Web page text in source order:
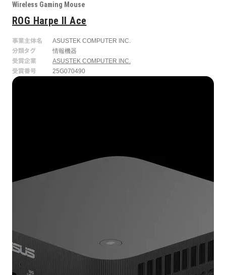
Wireless Gaming Mouse
ROG Harpe II Ace
事業主体名
ASUSTEK COMPUTER INC.
分類タグ
情報機器
受賞企業
ASUSTEK COMPUTER INC.
受賞番号
25G070490